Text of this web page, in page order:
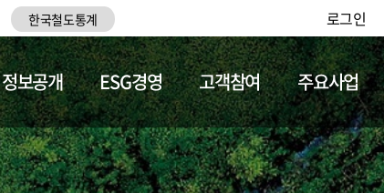
한국철도통계 로그인
정보공개 ESG경영 고객참여 주요사업
갤러리 기차소개